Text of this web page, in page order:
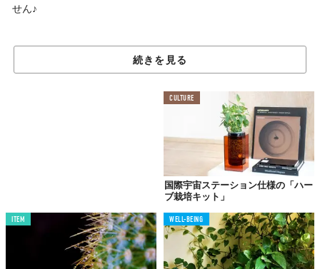
せん♪
水・栄養・光を自動調節できる
「水耕栽培キット」
続きを見る
CULTURE
国際宇宙ステーション仕様の「ハー
ブ栽培キット」
ITEM WELL-BEING